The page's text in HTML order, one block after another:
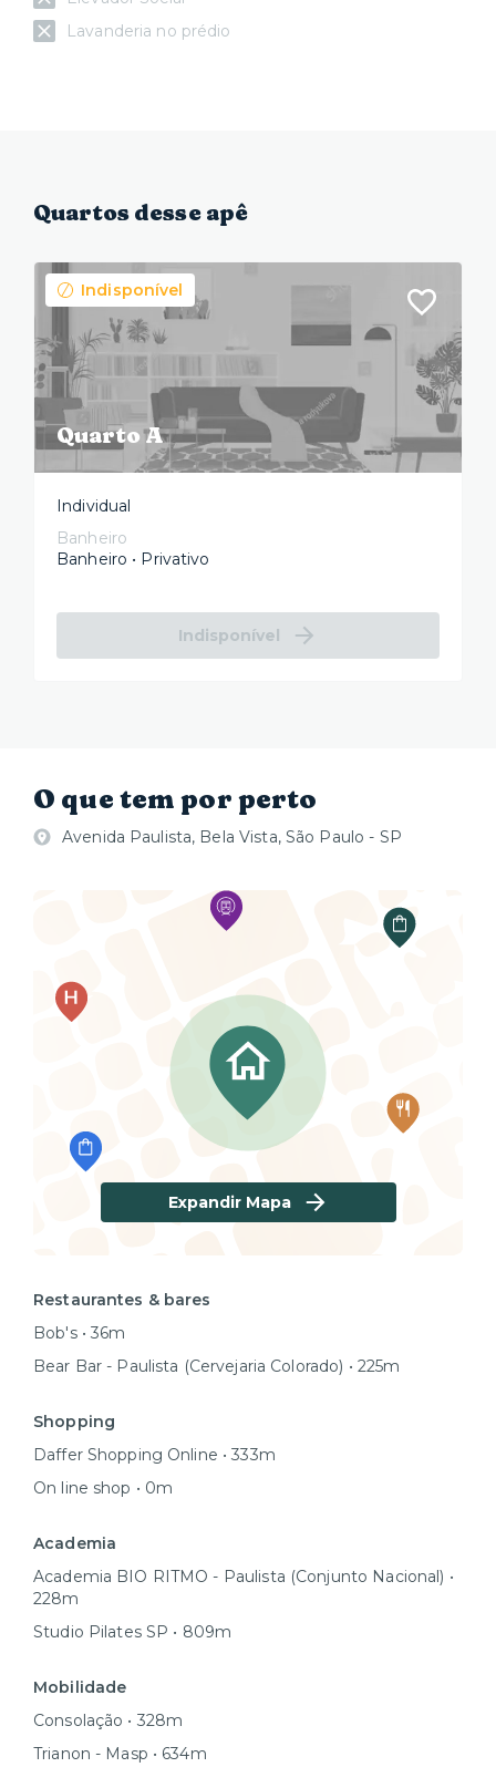
Lavanderia no prédio
Quartos desse apê
Indisponível
Quarto A
Individual
Banheiro
Banheiro • Privativo
Indisponível
O que tem por perto
Avenida Paulista, Bela Vista, São Paulo - SP
Expandir Mapa
Restaurantes & bares
Bob's • 36m
Bear Bar - Paulista (Cervejaria Colorado) • 225m
Shopping
Daffer Shopping Online • 333m
On line shop • 0m
Academia
Academia BIO RITMO - Paulista (Conjunto Nacional) •
228m
Studio Pilates SP • 809m
Mobilidade
Consolação • 328m
Trianon - Masp • 634m